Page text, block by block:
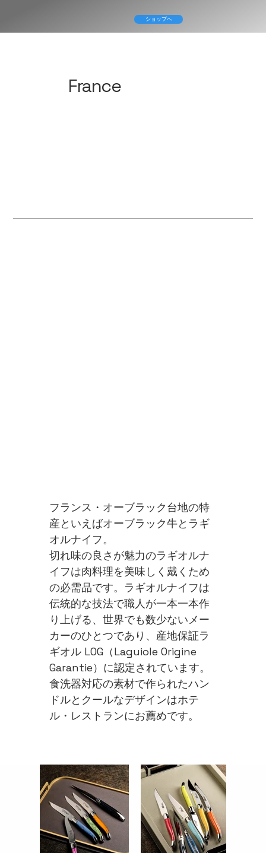
ショップへ
France
フランス・オーブラック台地の特
産といえばオーブラック牛とラギ
オルナイフ。
切れ味の良さが魅力のラギオルナ
イフは肉料理を美味しく戴くため
の必需品です。ラギオルナイフは
伝統的な技法で職人が一本一本作
り上げる、世界でも数少ないメー
カーのひとつであり、産地保証ラ
ギオル LOG（Laguiole Origine
Garantie）に認定されています。
食洗器対応の素材で作られたハン
ドルとクールなデザインはホテ
ル・レストランにお薦めです。